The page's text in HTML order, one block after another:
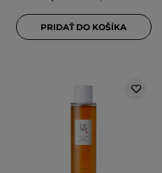
PRIDAŤ DO KOŠÍKA